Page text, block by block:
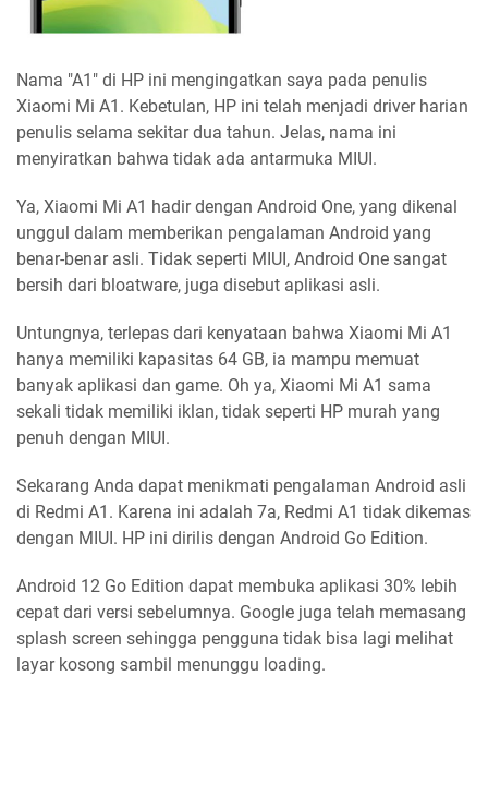
Nama "A1" di HP ini mengingatkan saya pada penulis
Xiaomi Mi A1. Kebetulan, HP ini telah menjadi driver harian
penulis selama sekitar dua tahun. Jelas, nama ini
menyiratkan bahwa tidak ada antarmuka MIUI.
Ya, Xiaomi Mi A1 hadir dengan Android One, yang dikenal
unggul dalam memberikan pengalaman Android yang
benar-benar asli. Tidak seperti MIUI, Android One sangat
bersih dari bloatware, juga disebut aplikasi asli.
Untungnya, terlepas dari kenyataan bahwa Xiaomi Mi A1
hanya memiliki kapasitas 64 GB, ia mampu memuat
banyak aplikasi dan game. Oh ya, Xiaomi Mi A1 sama
sekali tidak memiliki iklan, tidak seperti HP murah yang
penuh dengan MIUI.
Sekarang Anda dapat menikmati pengalaman Android asli
di Redmi A1. Karena ini adalah 7a, Redmi A1 tidak dikemas
dengan MIUI. HP ini dirilis dengan Android Go Edition.
Android 12 Go Edition dapat membuka aplikasi 30% lebih
cepat dari versi sebelumnya. Google juga telah memasang
splash screen sehingga pengguna tidak bisa lagi melihat
layar kosong sambil menunggu loading.